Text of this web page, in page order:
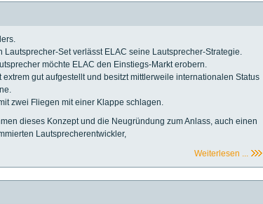
Lautsprecher-Set verlässt ELAC seine Lautsprecher-Strategie.
möchte ELAC den Einstiegs-Markt erobern.
extrem gut aufgestellt und besitzt mittlerweile internationalen Status
zwei Fliegen mit einer Klappe schlagen.
dieses Konzept und die Neugründung zum Anlass, auch einen
Lautsprecherentwickler,
Weiterlesen ...